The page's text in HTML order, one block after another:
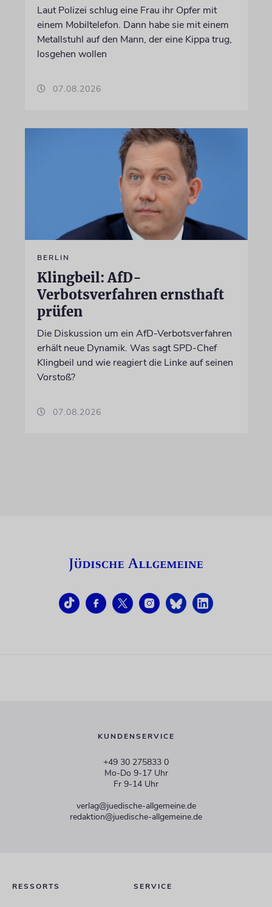
Laut Polizei schlug eine Frau ihr Opfer mit
einem Mobiltelefon. Dann habe sie mit einem
Metallstuhl auf den Mann, der eine Kippa trug,
losgehen wollen
07.08.2026
BERLIN
Klingbeil: AfD-
Verbotsverfahren ernsthaft
prüfen
Die Diskussion um ein AfD-Verbotsverfahren
erhält neue Dynamik. Was sagt SPD-Chef
Klingbeil und wie reagiert die Linke auf seinen
Vorstoß?
07.08.2026
KUNDENSERVICE
+49 30 275833 0
Mo-Do 9-17 Uhr
Fr 9-14 Uhr
verlag@juedische-allgemeine.de
redaktion@juedische-allgemeine.de
RESSORTS SERVICE